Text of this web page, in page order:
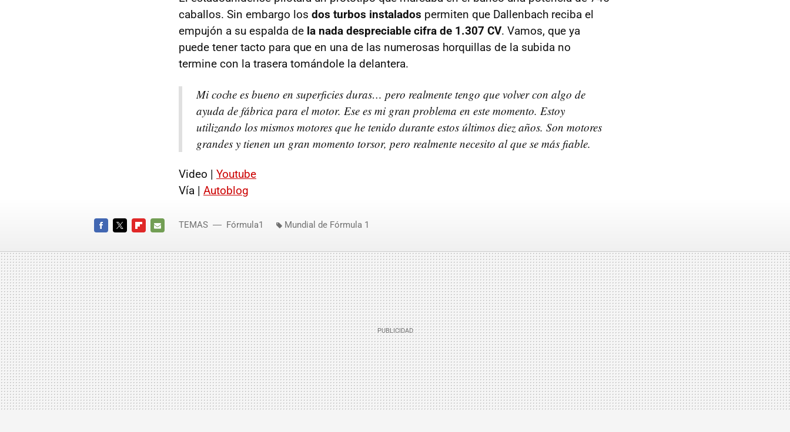
caballos. Sin embargo los dos turbos instalados permiten que Dallenbach reciba el
empujón a su espalda de la nada despreciable cifra de 1.307 CV. Vamos, que ya
puede tener tacto para que en una de las numerosas horquillas de la subida no
termine con la trasera tomándole la delantera.
Mi coche es bueno en superficies duras… pero realmente tengo que volver con algo de
ayuda de fábrica para el motor. Ese es mi gran problema en este momento. Estoy
utilizando los mismos motores que he tenido durante estos últimos diez años. Son motores
grandes y tienen un gran momento torsor, pero realmente necesito al que se más fiable.
Video | Youtube
Vía | Autoblog
MAIL
TEMAS Fórmula1 Mundial de Fórmula 1